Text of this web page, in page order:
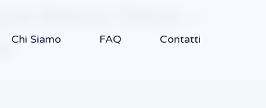
Chi Siamo FAQ Contatti
Banco Desio –